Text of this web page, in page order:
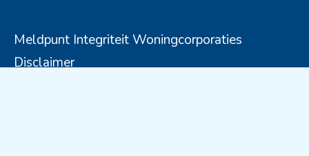
Meldpunt Integriteit Woningcorporaties
Disclaimer